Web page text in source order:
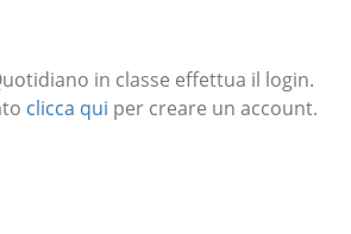
in classe effettua il login.
clicca qui per creare un account.